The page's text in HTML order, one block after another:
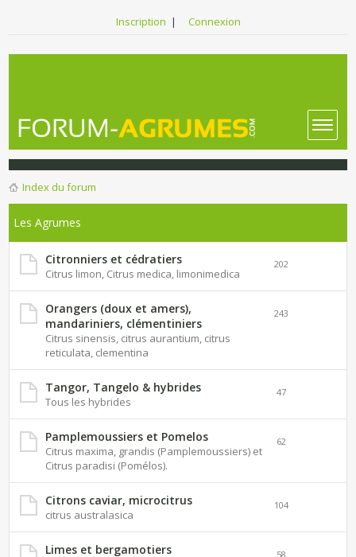
Inscription | Connexion
Index du forum
Les Agrumes
Citronniers et cédratiers
Citrus limon, Citrus medica, limonimedica
202
Orangers (doux et amers),
mandariniers, clémentiniers
Citrus sinensis, citrus aurantium, citrus
reticulata, clementina
243
Tangor, Tangelo & hybrides
Tous les hybrides
47
Pamplemoussiers et Pomelos
Citrus maxima, grandis (Pamplemoussiers) et
Citrus paradisi (Pomélos).
62
Citrons caviar, microcitrus
citrus australasica
104
Limes et bergamotiers 58